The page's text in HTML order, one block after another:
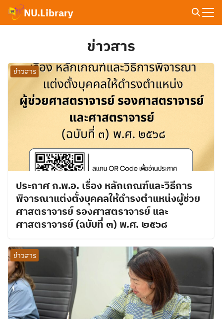
Skip
NU.Library
ข่าวสาร
ข่าวสาร
ประกาศ ก.พ.อ. เรื่อง หลักเกณฑ์และวิธีการ
พิจารณาแต่งตั้งบุคคลให้ดำรงตำแหน่งผู้ช่วย
ศาสตราจารย์ รองศาสตราจารย์ และ
ศาสตราจารย์ (ฉบับที่ ๓) พ.ศ. ๒๕๖๘
ข่าวสาร